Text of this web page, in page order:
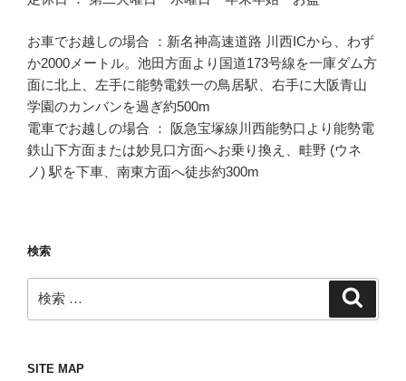
お車でお越しの場合 ：新名神高速道路 川西ICから、わず
か2000メートル。池田方面より国道173号線を一庫ダム方
面に北上、左手に能勢電鉄一の鳥居駅、右手に大阪青山
学園のカンバンを過ぎ約500m
電車でお越しの場合 ： 阪急宝塚線川西能勢口より能勢電
鉄山下方面または妙見口方面へお乗り換え、畦野 (ウネ
ノ) 駅を下車、南東方面へ徒歩約300m
検索
索:
SITE MAP